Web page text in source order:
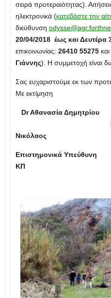
σειρά προτεραιότητας).
ηλεκτρονικά (κατεβάστε την
διεύθυνση
20/04/2018 έως και Δευτέρα
επικοινωνίας: 26410 55275και
Γιάννης). Η συμμετοχή είναι
Σας ευχαριστούμε εκ των
Με εκτίμηση
Dr Aθανασία Δημητρίου
Επιστημονικά Υπεύθυνη
ΚΠ